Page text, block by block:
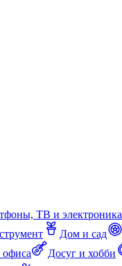
ТВ и электроника
Дом и сад
офиса
Досуг и хобби